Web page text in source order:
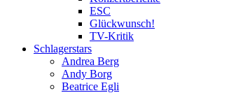
ESC
Glückwunsch!
TV-Kritik
Schlagerstars
Andrea Berg
Andy Borg
Beatrice Egli